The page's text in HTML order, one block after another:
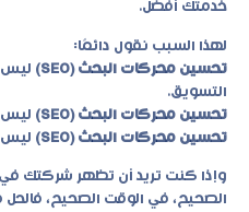
خدمتك أفضل.
لهذا السبب نقول دائمًا:
تحسين محركات البحث (SEO)
ليس
التسويق.
تحسين محركات البحث (SEO)
ليس
تحسين محركات البحث (SEO)
ليس
وإذا كنت تريد أن تظهر شركتك في
الصحيح، في الوقت الصحيح،